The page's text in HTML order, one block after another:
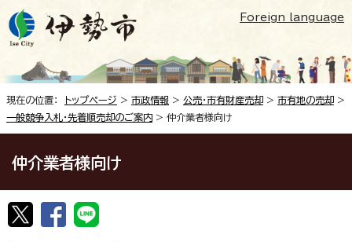
Foreign language
現在の位置： トップページ > 市政情報 > 公売・市有財産売却 > 市有地の売却
>
一般競争入札・先着順売却のご案内 > 仲介業者様向け
仲介業者様向け